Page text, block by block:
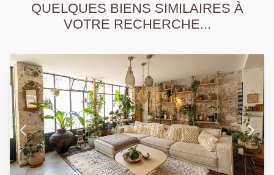
QUELQUES BIENS SIMILAIRES À
VOTRE RECHERCHE...